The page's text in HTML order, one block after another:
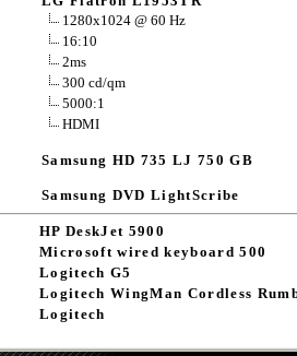
1280x1024 @ 60 Hz
16:10
2ms
300 cd/qm
5000:1
HDMI
Samsung HD 735 LJ 750 GB
Samsung DVD LightScribe
HP DeskJet 5900
Microsoft wired keyboard 500
Logitech G5
Logitech WingMan Cordless
Logitech